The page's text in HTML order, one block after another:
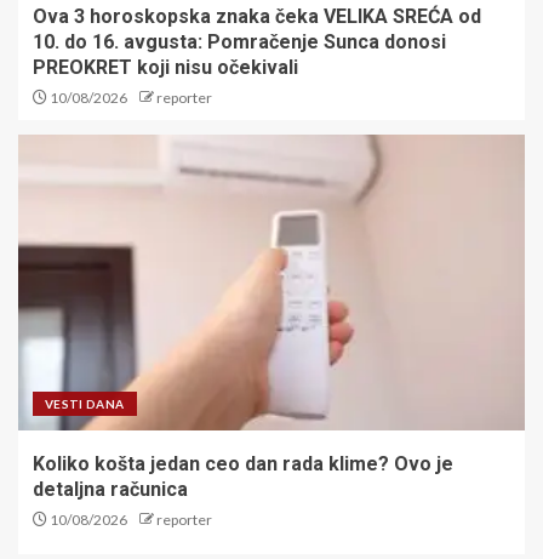
Ova 3 horoskopska znaka čeka VELIKA SREĆA od
10. do 16. avgusta: Pomračenje Sunca donosi
PREOKRET koji nisu očekivali
10/08/2026 reporter
VESTI DANA
Koliko košta jedan ceo dan rada klime? Ovo je
detaljna računica
10/08/2026 reporter